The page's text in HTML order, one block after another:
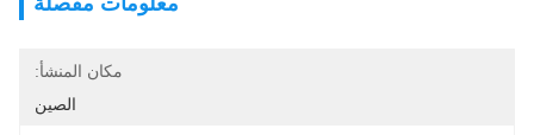
مكان المنشأ:
الصين